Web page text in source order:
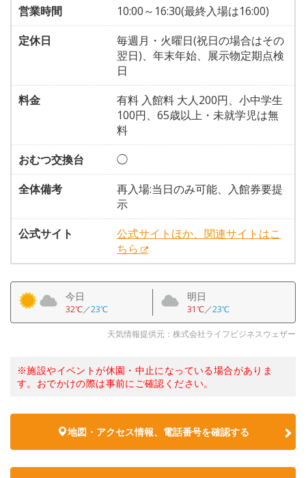
営業時間
10:00～16:30(最終入場は16:00)
定休日
毎週月・火曜日(祝日の場合はその
翌日)、年末年始、展示物定期点検
日
料金
有料 入館料 大人200円、小中学生
100円、65歳以上・未就学児は無
料
おむつ交換台
◯
全体備考
再入場:当日のみ可能、入館券要提
示
公式サイト
公式サイトほか、関連サイトはこ
ちら
今日
32℃／23℃
明日
31℃／23℃
天気情報提供元：株式会社ライフビジネスウェザー
※施設やイベントが休園・中止になっている場合がありま
す。おでかけの際は事前にご確認ください。
地図・アクセス情報、電話番号を確認する